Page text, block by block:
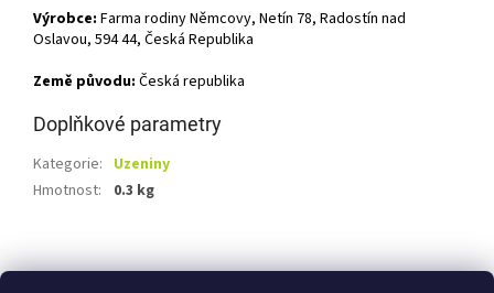
Výrobce: Farma rodiny Němcovy, Netín 78, Radostín nad
Oslavou, 594 44, Česká Republika
Země původu: Česká republika
Doplňkové parametry
Kategorie: Uzeniny
Hmotnost: 0.3 kg
á